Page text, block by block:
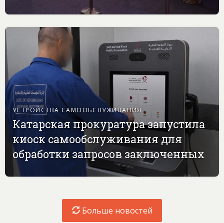
УСТРОЙСТВА САМООБСЛУЖИВАНИЯ
Катарская прокуратура запустила
киоск самообслуживания для
обработки запросов заключенных
Больше новостей